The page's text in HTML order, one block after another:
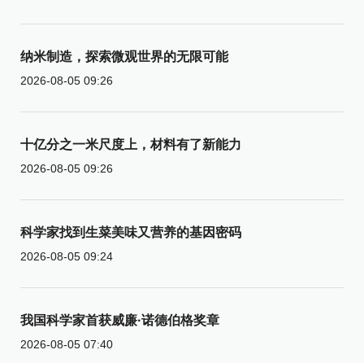
纳米制造，探索微观世界的无限可能
2026-08-05 09:26
十亿分之一米尺度上，材料有了新能力
2026-08-05 09:26
科学家找到生菜美味又营养的基因密码
2026-08-05 09:24
我国科学家首获威廉·诺德伯格奖章
2026-08-05 07:40